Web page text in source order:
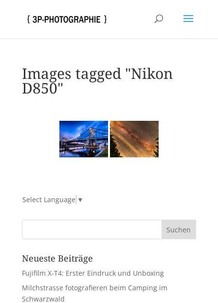
Images tagged "Nikon
D850"
Select Language ▼
Neueste Beiträge
Fujifilm X-T4: Erster Eindruck und Unboxing
Milchstrasse fotografieren beim Camping im
Schwarzwald